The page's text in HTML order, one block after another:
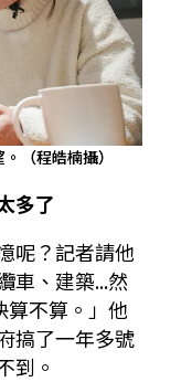
（程皓楠攝）
多了
呢？記者請他
車、建築...然
算不算。」他
搞了一年多號
到。